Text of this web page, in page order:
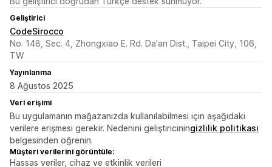
Geliştirici
CodeSirocco
No. 148, Sec. 4, Zhongxiao E. Rd. Da'an Dist., Taipei City, 106,
TW
Yayınlanma
8 Ağustos 2025
Veri erişimi
Bu uygulamanın mağazanızda kullanılabilmesi için aşağıdaki
verilere erişmesi gerekir. Nedenini geliştiriciningizlilik politikası
belgesinden öğrenin.
Müşteri verilerini görüntüle:
Hassas veriler, cihaz ve etkinlik verileri